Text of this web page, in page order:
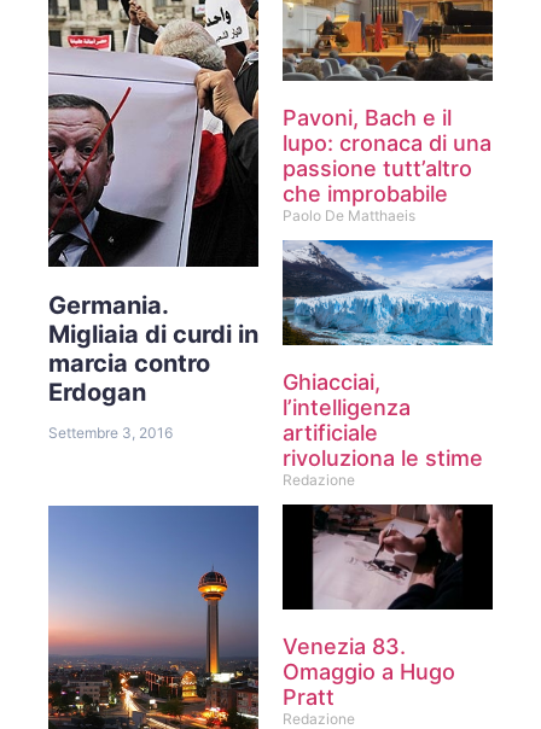
Germania.
Migliaia di curdi in
marcia contro
Erdogan
Settembre 3, 2016
Pavoni, Bach e il
lupo: cronaca di una
passione tutt’altro
che improbabile
Paolo De Matthaeis
Ghiacciai,
l’intelligenza
artificiale
rivoluziona le stime
Redazione
Venezia 83.
Omaggio a Hugo
Pratt
Redazione